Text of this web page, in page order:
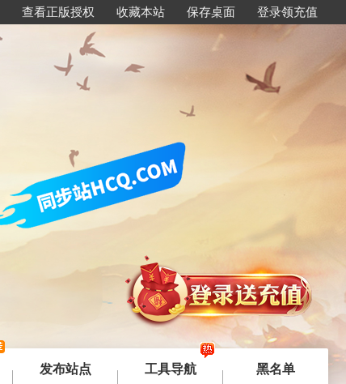
查看正版授权 收藏本站 保存桌面 登录领充值
发布站点 工具导航 黑名单